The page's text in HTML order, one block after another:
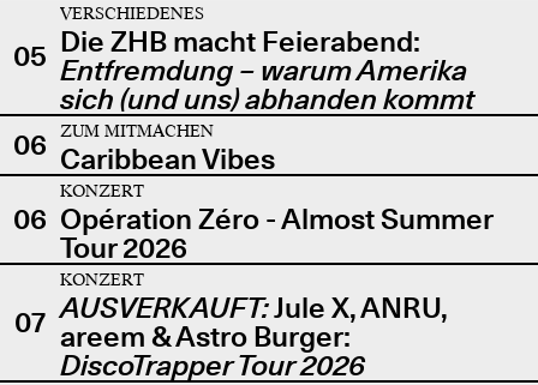
05
VERSCHIEDENES
Die ZHB macht Feierabend:
Entfremdung – warum Amerika
sich (und uns) abhanden kommt
06
ZUM MITMACHEN
Caribbean Vibes
06
KONZERT
Opération Zéro - Almost Summer
Tour 2026
07
KONZERT
AUSVERKAUFT:Jule X, ANRU,
areem & Astro Burger:
DiscoTrapper Tour 2026